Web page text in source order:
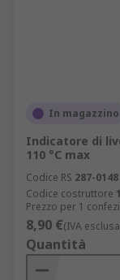
In magazzino
Indicatore di
110 °C max
Codice RS 287-0148
Codice costruttore
Prezzo per 1
8,90 €(IVA
Quantità